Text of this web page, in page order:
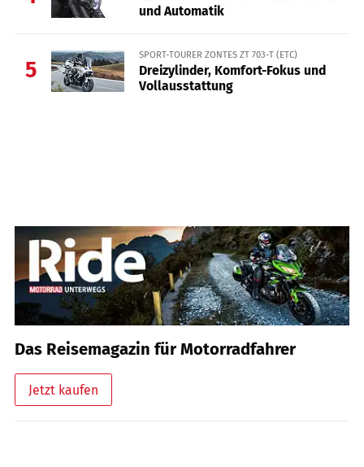
und Automatik
5
SPORT-TOURER ZONTES ZT 703-T (ETC)
Dreizylinder, Komfort-Fokus und
Vollausstattung
Das Reisemagazin für Motorradfahrer
Jetzt kaufen